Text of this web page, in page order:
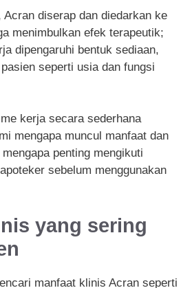
diserap dan diedarkan ke
menimbulkan efek terapeutik;
dipengaruhi bentuk sediaan,
seperti usia dan fungsi
kerja secara sederhana
mengapa muncul manfaat dan
penting mengikuti
sebelum menggunakan
yang sering
manfaat klinis Acran seperti